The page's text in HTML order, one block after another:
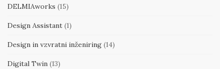
DELMIAworks (15)
Design Assistant (1)
Design in vzvratni inženiring (14)
Digital Twin (13)